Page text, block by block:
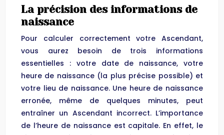
La précision des informations de
naissance
Pour calculer correctement votre Ascendant,
vous aurez besoin de trois informations
essentielles : votre date de naissance, votre
heure de naissance (la plus précise possible) et
votre lieu de naissance. Une heure de naissance
erronée, même de quelques minutes, peut
entraîner un Ascendant incorrect. L’importance
de l’heure de naissance est capitale. En effet, le